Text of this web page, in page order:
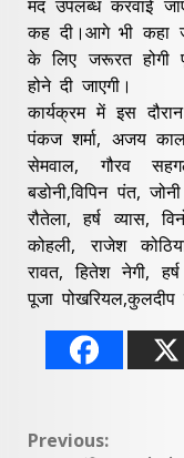
मद उपलब्ध करवाई
कह दी।आगे भी कहा
के लिए जरूरत होगी
होने दी जाएगी।
कार्यक्रम में इस
पंकज शर्मा, अजय
सेमवाल, गौरव
बडोनी,विपिन पंत,
रौतेला, हर्ष व्यास,
कोहली, राजेश
रावत, हितेश नेगी,
पूजा
Continue
Previous: